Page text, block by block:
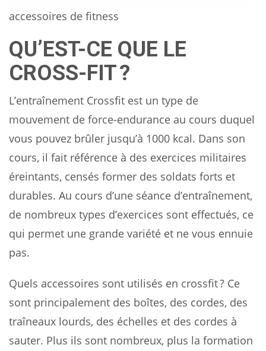
accessoires de fitness
QU’EST-CE QUE LE
CROSS-FIT ?
L’entraînement Crossfit est un type de
mouvement de force-endurance au cours duquel
vous pouvez brûler jusqu’à 1000 kcal. Dans son
cours, il fait référence à des exercices militaires
éreintants, censés former des soldats forts et
durables. Au cours d’une séance d’entraînement,
de nombreux types d’exercices sont effectués, ce
qui permet une grande variété et ne vous ennuie
pas.
Quels accessoires sont utilisés en crossfit ? Ce
sont principalement des boîtes, des cordes, des
traîneaux lourds, des échelles et des cordes à
sauter. Plus ils sont nombreux, plus la formation